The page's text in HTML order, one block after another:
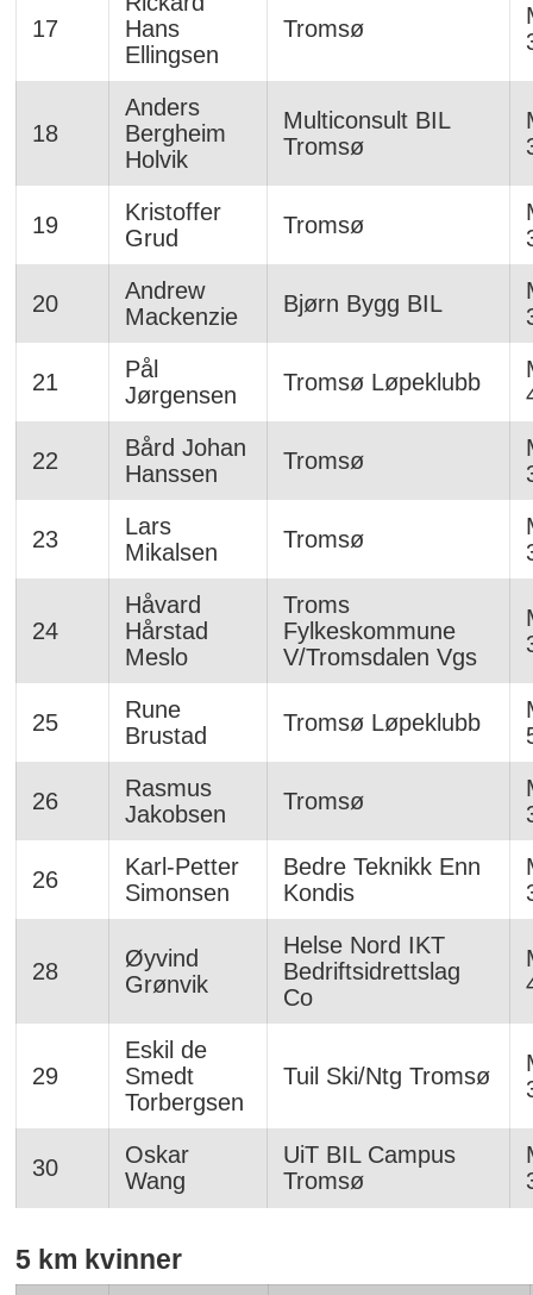
17
Hans
Ellingsen
Tromsø
18
Anders
Bergheim
Holvik
Multiconsult BIL
Tromsø
19
Kristoffer
Grud
Tromsø
20
Andrew
Mackenzie
Bjørn Bygg BIL
21
Pål
Jørgensen
Tromsø Løpeklubb
22
Bård Johan
Hanssen
Tromsø
23
Lars
Mikalsen
Tromsø
24
Håvard
Hårstad
Meslo
Troms
Fylkeskommune
V/Tromsdalen Vgs
25
Rune
Brustad
Tromsø Løpeklubb
26
Rasmus
Jakobsen
Tromsø
26
Karl-Petter
Simonsen
Bedre Teknikk Enn
Kondis
28
Øyvind
Grønvik
Helse Nord IKT
Bedriftsidrettslag
Co
29
Eskil de
Smedt
Torbergsen
Tuil Ski/Ntg Tromsø
30
Oskar
Wang
UiT BIL Campus
Tromsø
5 km kvinner